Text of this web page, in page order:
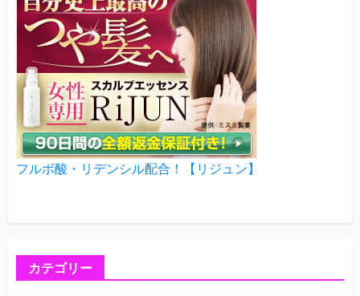
フルボ酸・リデンシル配合！【リジュン】
カテゴリー